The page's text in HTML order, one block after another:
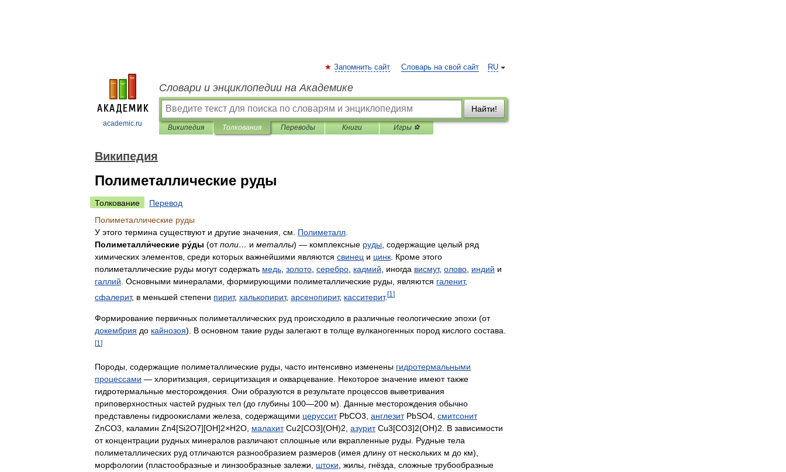
academic.ru
RU
Запомнить сайт Словарь на свой сайт
Словари и энциклопедии на Академике
Найти!
Википедия Толкования Переводы Книги Игры ⚽
Википедия
Полиметаллические руды
Толкование
Перевод
Полиметаллические руды
У этого термина существуют и другие значения см Полиметалл
Полиметалли́ческие ру́ды (от поли… и металлы) — комплексные руды содержащие целый ряд
химических элементов среди которых важнейшими являются свинец и цинк Кроме этого
полиметаллические руды могут содержать медь золото серебро кадмий иногда висмут, олово индий и
галлий Основными минералами формирующими полиметаллические руды являются галенит,
сфалерит, в меньшей степени пирит, халькопирит, арсенопирит, касситерит.[1 ]
Формирование первичных полиметаллических руд происходило в различные геологические эпохи (от
докембрия до кайнозоя). В основном такие руды залегают в толще вулканогенных пород кислого состава
[1 ]
Породы, содержащие полиметаллические руды, часто интенсивно изменены гидротермальными
процессами — хлоритизация, серицитизация и окварцевание. Некоторое значение имеют также
гидротермальные месторождения. Они образуются в результате процессов выветривания
приповерхностных частей рудных тел (до глубины 100—200 м). Данные месторождения обычно
представлены гидроокислами железа, содержащими церуссит PbCO3, англезит PbSO4, смитсонит
ZnCO3, каламин Zn4[Si2O7][OH]2×H2O, малахит Cu2[CO3](OH)2, азурит Cu3[CO3]2(OH)2. В зависимости
от концентрации рудных минералов различают сплошные или вкрапленные руды. Рудные тела
полиметаллических руд отличаются разнообразием размеров (имея длину от нескольких м до км),
морфологии (пластообразные и линзообразные залежи, штоки, жилы, гнёзда, сложные трубообразные